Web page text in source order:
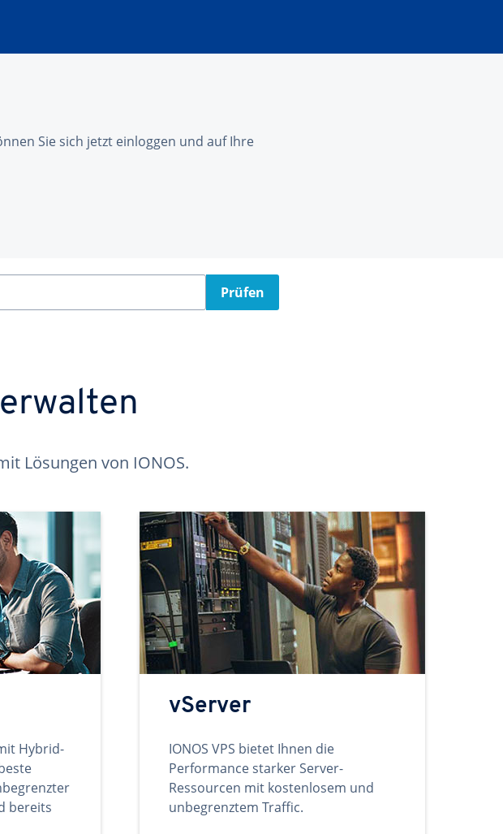
Sie sich jetzt einloggen und auf Ihre
Prüfen
Lösungen von IONOS.
Hybrid-
bereits
vServer
IONOS VPS bietet Ihnen die
Performance starker Server-
Ressourcen mit kostenlosem und
unbegrenztem Traffic.